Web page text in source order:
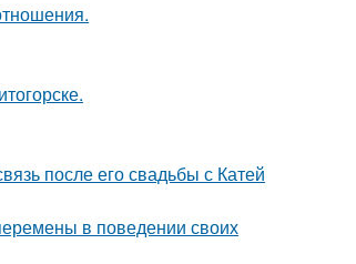
после его свадьбы с Катей
в поведении своих